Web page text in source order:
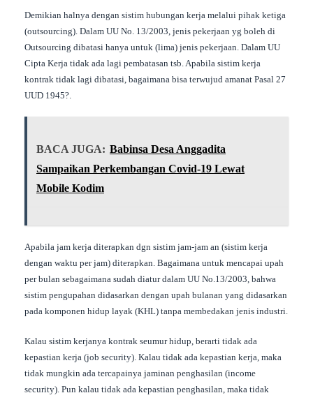
Demikian halnya dengan sistim hubungan kerja melalui pihak ketiga
(outsourcing). Dalam UU No. 13/2003, jenis pekerjaan yg boleh di
Outsourcing dibatasi hanya untuk (lima) jenis pekerjaan. Dalam UU
Cipta Kerja tidak ada lagi pembatasan tsb. Apabila sistim kerja
kontrak tidak lagi dibatasi, bagaimana bisa terwujud amanat Pasal 27
UUD 1945?.
BACA JUGA: Babinsa Desa Anggadita
Sampaikan Perkembangan Covid-19 Lewat
Mobile Kodim
Apabila jam kerja diterapkan dgn sistim jam-jam an (sistim kerja
dengan waktu per jam) diterapkan. Bagaimana untuk mencapai upah
per bulan sebagaimana sudah diatur dalam UU No.13/2003, bahwa
sistim pengupahan didasarkan dengan upah bulanan yang didasarkan
pada komponen hidup layak (KHL) tanpa membedakan jenis industri.
Kalau sistim kerjanya kontrak seumur hidup, berarti tidak ada
kepastian kerja (job security). Kalau tidak ada kepastian kerja, maka
tidak mungkin ada tercapainya jaminan penghasilan (income
security). Pun kalau tidak ada kepastian penghasilan, maka tidak